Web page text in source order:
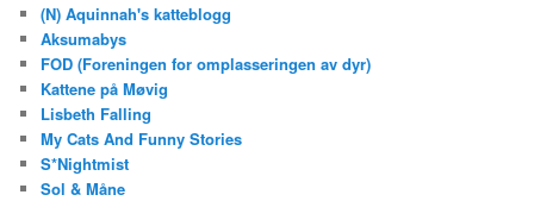
(N) Aquinnah's katteblogg
Aksumabys
FOD (Foreningen for omplasseringen av dyr)
Kattene på Møvig
Lisbeth Falling
My Cats And Funny Stories
S*Nightmist
Sol & Måne